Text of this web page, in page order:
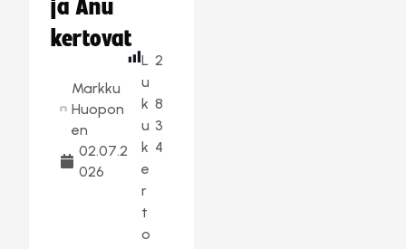
ja Anu
kertovat
Markku
Huopon
en
02.07.2
026
L
u
k
u
k
e
r
t
o
2
8
3
4